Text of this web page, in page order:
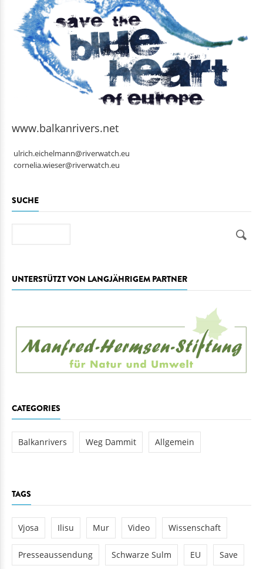
www.balkanrivers.net
ulrich.eichelmann@riverwatch.eu
cornelia.wieser@riverwatch.eu
SUCHE
UNTERSTÜTZT VON LANGJÄHRIGEM PARTNER
CATEGORIES
Balkanrivers Weg Dammit Allgemein
TAGS
Vjosa Ilisu Mur Video Wissenschaft
Presseaussendung Schwarze Sulm EU Save